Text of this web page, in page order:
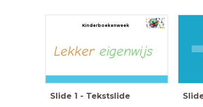
Kinderboekenweek
Lekker eigenwijs
Slide 1 - Tekstslide